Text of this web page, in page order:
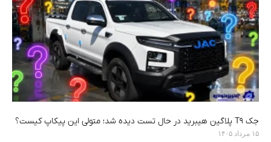
جک T9 پلاگین هیبرید در حال تست دیده شد؛ متولی این پیکاپ کیست؟
۱۵ مرداد ۱۴۰۵